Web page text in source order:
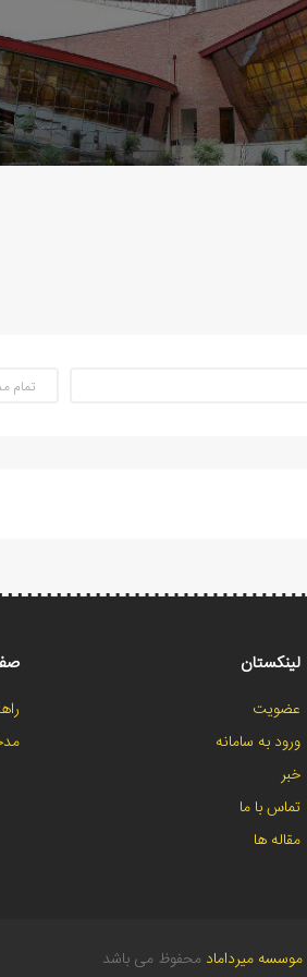
لینکستان
عضویت
ورود به سامانه
خبر
تماس با ما
مقاله ها
موسسه میرداماد محفوظ می باشد